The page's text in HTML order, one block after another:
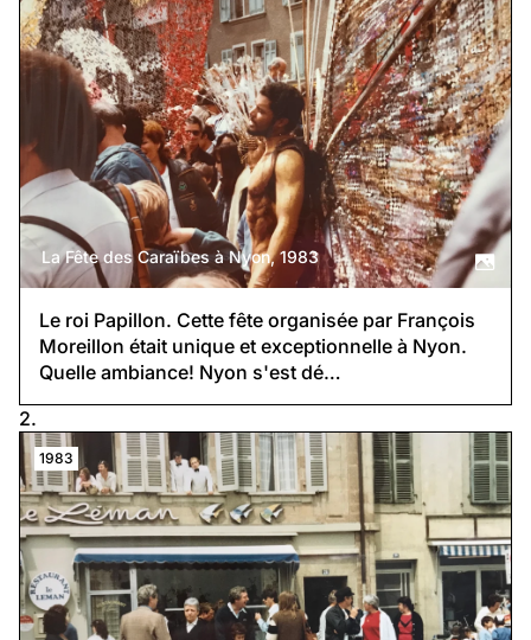
La Fête des Caraïbes à Nyon, 1983
Le roi Papillon. Cette fête organisée par François
Moreillon était unique et exceptionnelle à Nyon.
Quelle ambiance! Nyon s'est dé…
2.
1983